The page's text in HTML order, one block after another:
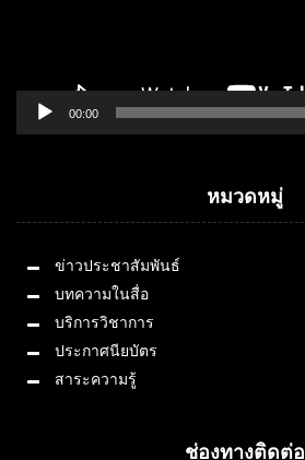
00:00
หมวดหมู่
ข่าวประชาสัมพันธ์
บทความในสื่อ
บริการวิชาการ
ประกาศนียบัตร
สาระความรู้
ช่องทางติดต่อ